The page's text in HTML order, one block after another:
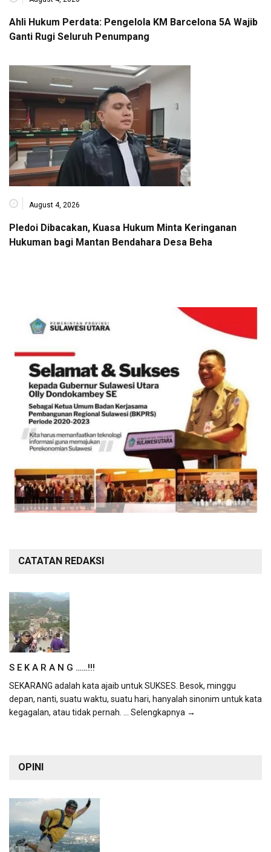
Ahli Hukum Perdata: Pengelola KM Barcelona 5A Wajib
Ganti Rugi Seluruh Penumpang
August 4, 2026
Pledoi Dibacakan, Kuasa Hukum Minta Keringanan
Hukuman bagi Mantan Bendahara Desa Beha
CATATAN REDAKSI
S E K A R A N G ……!!!
SEKARANG adalah kata ajaib untuk SUKSES. Besok, minggu
depan, nanti, suatu waktu, suatu hari, hanyalah sinonim untuk kata
kegagalan, atau tidak pernah.
... Selengkapnya →
OPINI